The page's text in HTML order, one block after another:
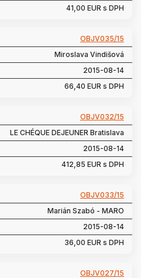
41,00 EUR s DPH
OBJV035/15
Miroslava Vindišová
2015-08-14
66,40 EUR s DPH
OBJV032/15
LE CHÉQUE DEJEUNER Bratislava
2015-08-14
412,85 EUR s DPH
OBJV033/15
Marián Szabó - MARO
2015-08-14
36,00 EUR s DPH
OBJV027/15